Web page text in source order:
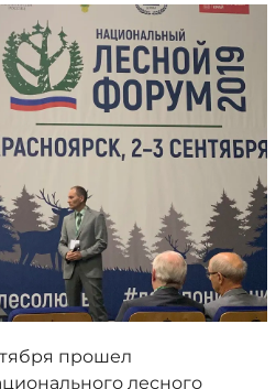
прошел
лесного